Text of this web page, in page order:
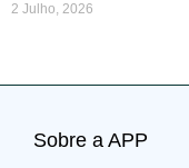
2 Julho, 2026
Sobre a APP